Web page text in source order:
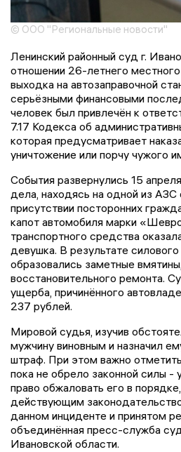
© ООО "Региональные новости"
Ленинский районный суд г.
отношении 26-летнего
выходка на автозаправочной
серьёзными финансовыми
человек был привлечён к
7.17 Кодекса об
которая предусматривает
уничтожение или порчу чужого
События развернулись 15
дела, находясь на одной из АЗС
присутствии посторонних
капот автомобиля марки
транспортного средства
девушка. В результате
образовались заметные
восстановительного ремонта.
ущерба, причинённого
237 рублей.
Мировой судья, изучив
мужчину виновным и назначил
штраф. При этом важно
пока не обрело законной силы -
право обжаловать его в
действующим
данном инциденте и принятом
объединённая пресс-служба
Ивановской области.